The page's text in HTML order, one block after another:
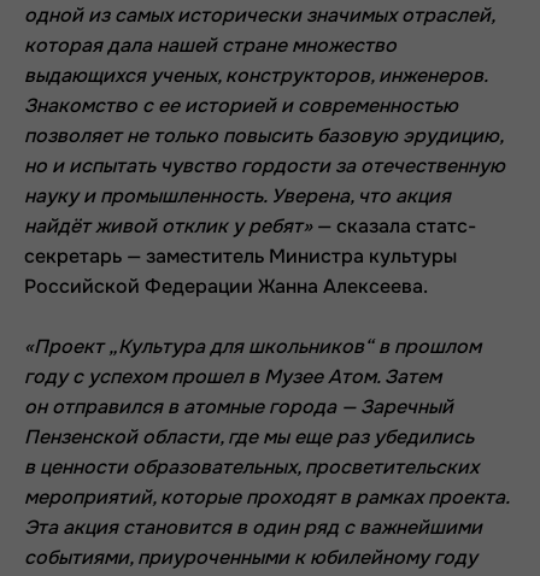
одной из самых исторически значимых отраслей,
которая дала нашей стране множество
выдающихся ученых, конструкторов, инженеров.
Знакомство с ее историей и современностью
позволяет не только повысить базовую эрудицию,
но и испытать чувство гордости за отечественную
науку и промышленность. Уверена, что акция
найдёт живой отклик у ребят»— сказала статс-
секретарь — заместитель Министра культуры
Российской Федерации Жанна Алексеева.
«Проект „Культура для школьников“ в прошлом
году с успехом прошел в Музее Атом. Затем
он отправился в атомные города — Заречный
Пензенской области, где мы еще раз убедились
в ценности образовательных, просветительских
мероприятий, которые проходят в рамках проекта.
Эта акция становится в один ряд с важнейшими
событиями, приуроченными к юбилейному году